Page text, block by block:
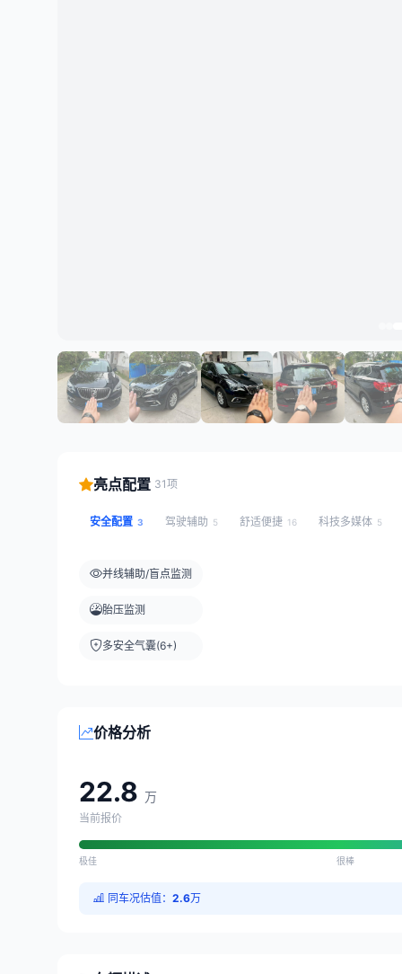
亮点配置 31项
安全配置 3 驾驶辅助 5 舒适便捷 16 科技多媒体 5
并线辅助/盲点监测
胎压监测
多安全气囊(6+)
价格分析
22.8 万
当前报价
极佳 很棒
同车况估值： 2.6万